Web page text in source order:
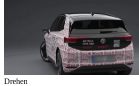
Drehen